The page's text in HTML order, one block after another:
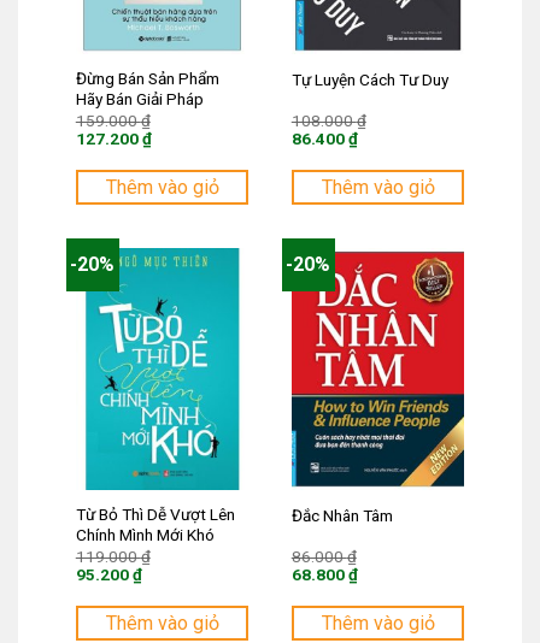
Đừng Bán Sản Phẩm
Hãy Bán Giải Pháp
159.000₫
159.000 ₫.
127.200₫
hiện
là:
Thêm vào giỏ
Tự Luyện Cách Tư Duy
108.000₫
108.000 ₫.
86.400₫
hiện
là:
Thêm vào giỏ
-20%
Từ Bỏ Thì Dễ Vượt Lên
Chính Mình Mới Khó
119.000₫
119.000 ₫.
95.200₫
hiện
là:
Thêm vào giỏ
-20%
Đắc Nhân Tâm
86.000₫
86.000 ₫.
68.800₫
hiện
là:
Thêm vào giỏ